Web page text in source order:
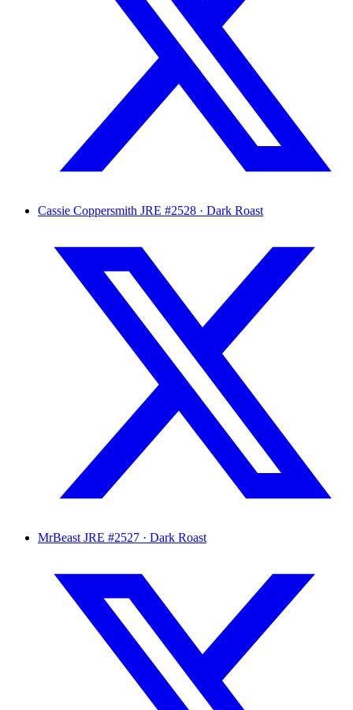
Cassie Coppersmith JRE #2528 · Dark Roast
MrBeast JRE #2527 · Dark Roast